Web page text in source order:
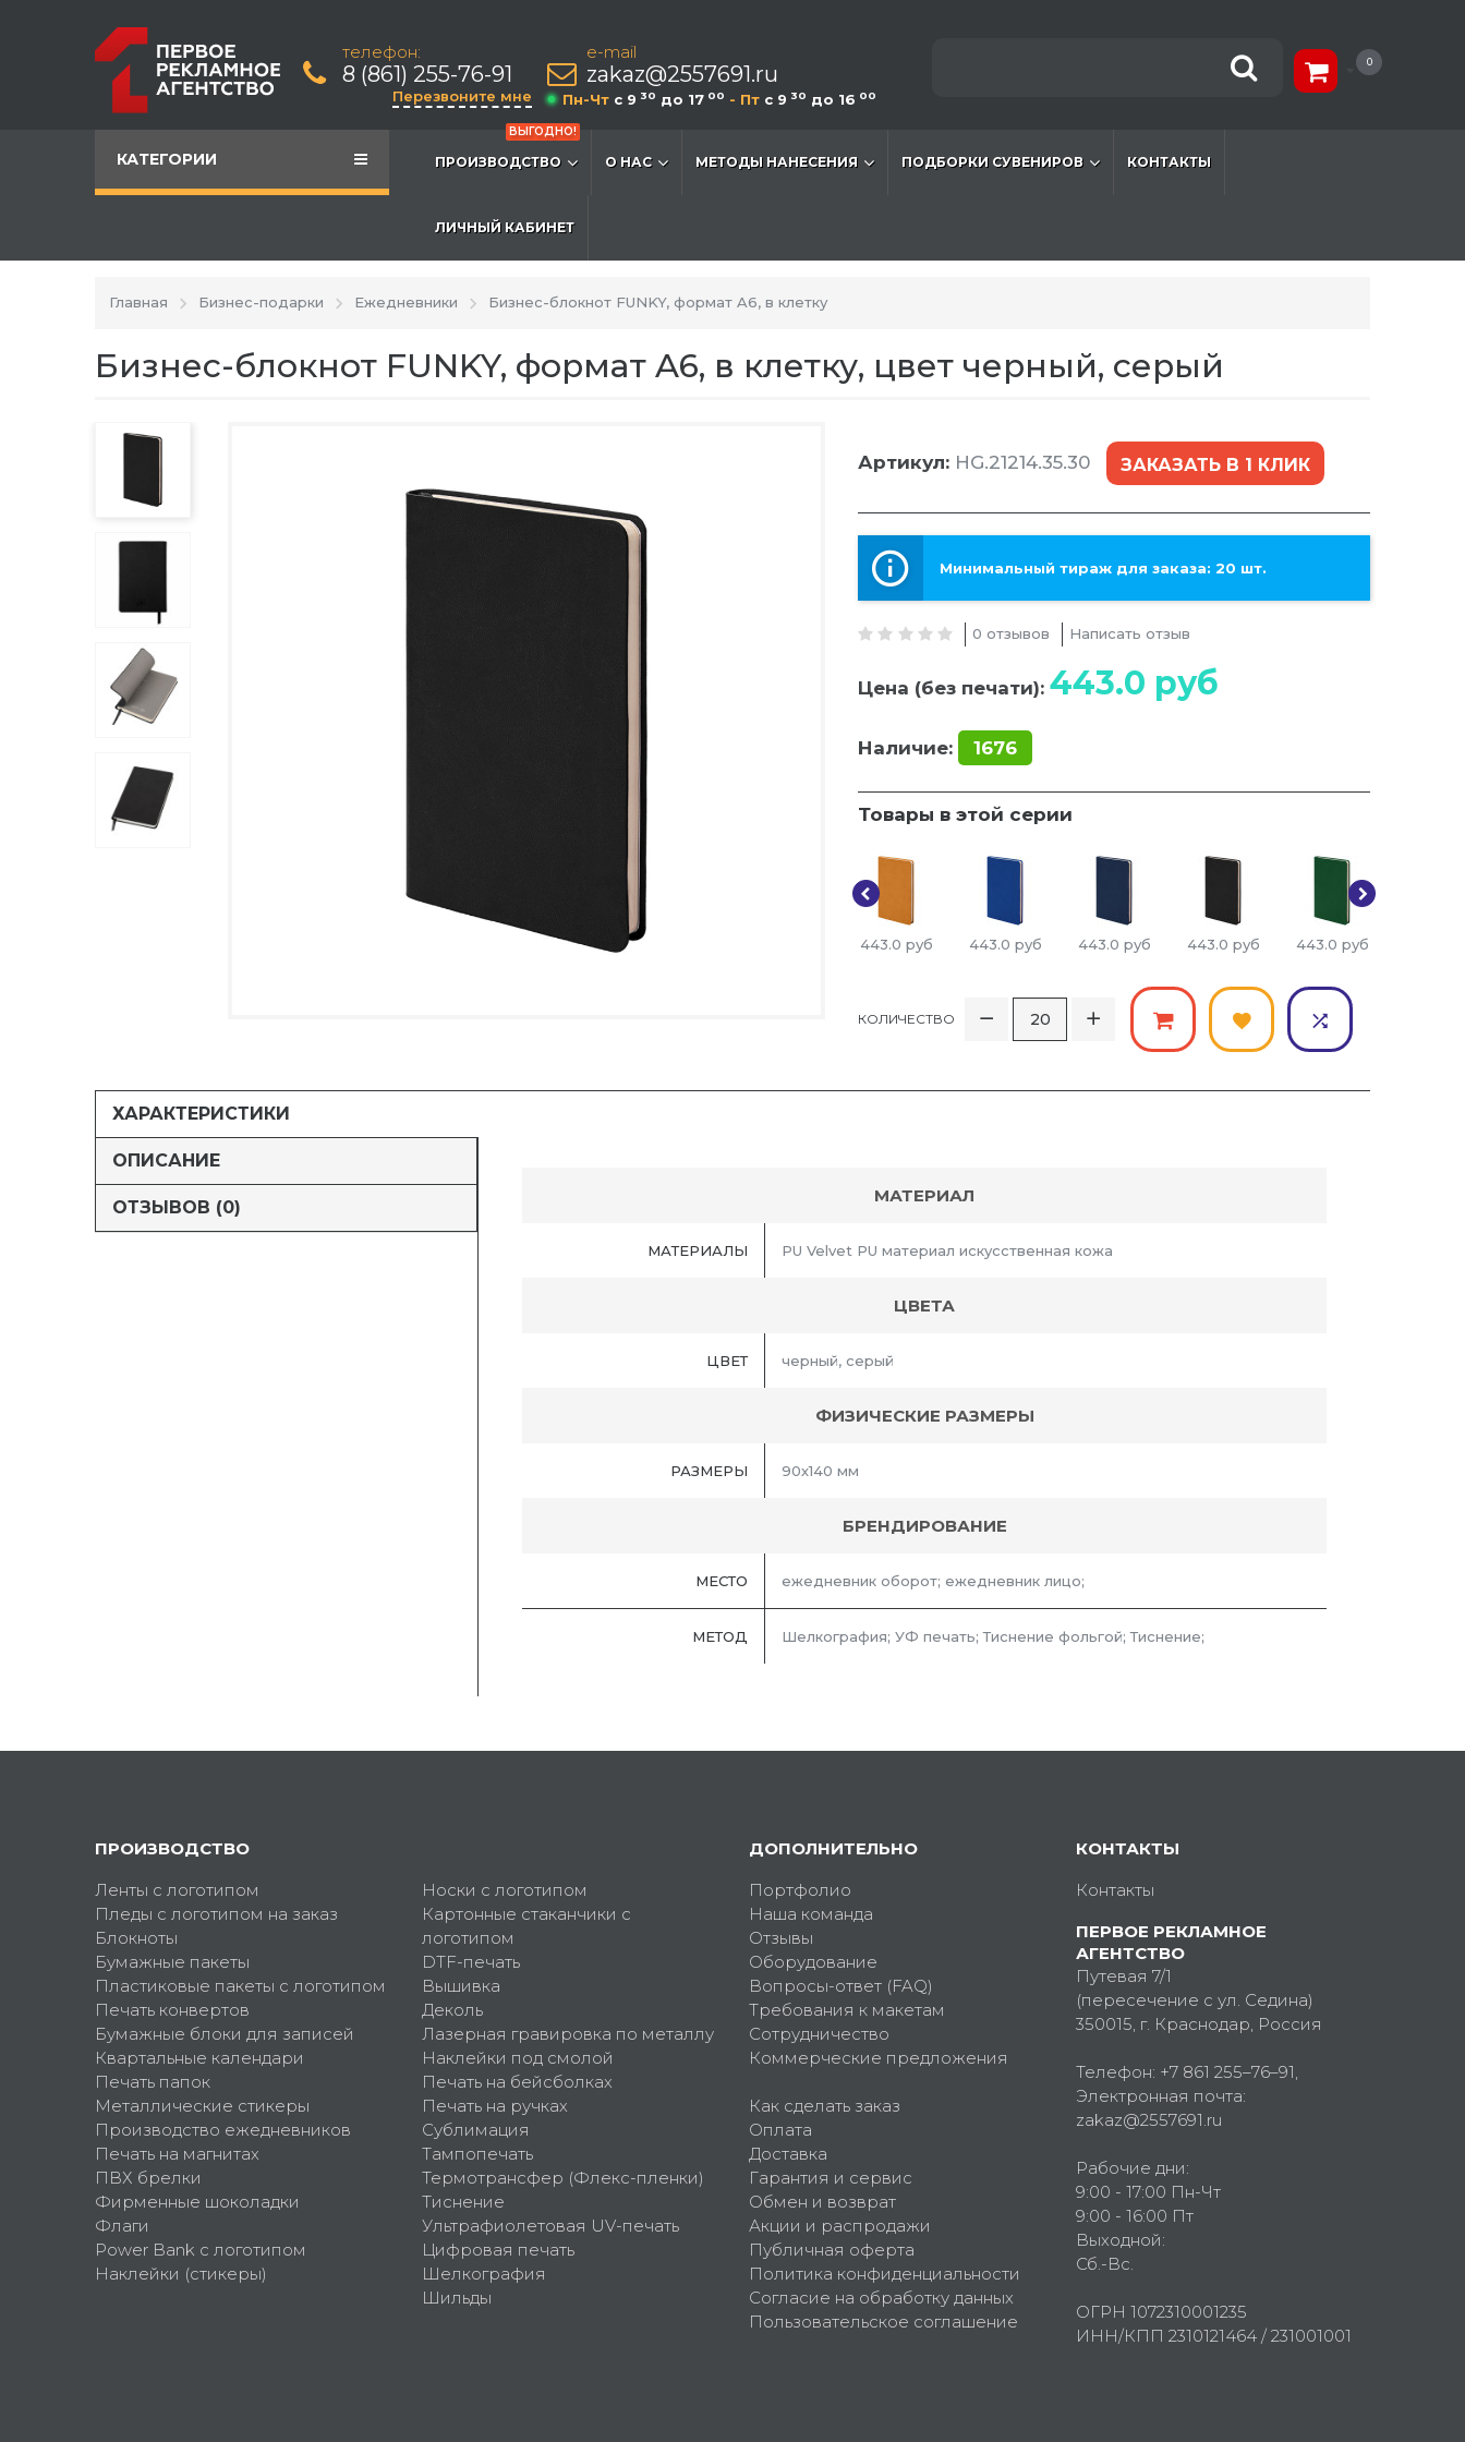
телефон:
8 (861) 255-76-91
Перезвоните мне
e-mail
zakaz@2557691.ru
Пн-Чт c 9 30 до 17 00 - Пт c 9 30 до 16 00
0
КАТЕГОРИИ
ВЫГОДНО!
ПРОИЗВОДСТВО О НАС МЕТОДЫ НАНЕСЕНИЯ ПОДБОРКИ СУВЕНИРОВ КОНТАКТЫ
ЛИЧНЫЙ КАБИНЕТ
Главная Бизнес-подарки Ежедневники Бизнес-блокнот FUNKY, формат A6, в клетку
Бизнес-блокнот FUNKY, формат A6, в клетку, цвет черный, серый
Артикул: HG.21214.35.30 ЗАКАЗАТЬ В 1 КЛИК
Минимальный тираж для заказа: 20 шт.
0 отзывов Написать отзыв
Цена (без печати): 443.0 руб
Наличие: 1676
Товары в этой серии
443.0 руб 443.0 руб 443.0 руб 443.0 руб 443.0 руб
КОЛИЧЕСТВО
ХАРАКТЕРИСТИКИ
ОПИСАНИЕ
ОТЗЫВОВ (0)
МАТЕРИАЛ
МАТЕРИАЛЫ PU Velvet PU материал искусственная кожа
ЦВЕТА
ЦВЕТ черный, серый
ФИЗИЧЕСКИЕ РАЗМЕРЫ
РАЗМЕРЫ 90х140 мм
БРЕНДИРОВАНИЕ
МЕСТО ежедневник оборот; ежедневник лицо;
МЕТОД Шелкография; УФ печать; Тиснение фольгой; Тиснение;
ПРОИЗВОДСТВО
Ленты с логотипом
Пледы с логотипом на заказ
Блокноты
Бумажные пакеты
Пластиковые пакеты с логотипом
Печать конвертов
Бумажные блоки для записей
Квартальные календари
Печать папок
Металлические стикеры
Производство ежедневников
Печать на магнитах
ПВХ брелки
Фирменные шоколадки
Флаги
Power Bank с логотипом
Наклейки (стикеры)
Носки с логотипом
Картонные стаканчики с
логотипом
DTF-печать
Вышивка
Деколь
Лазерная гравировка по металлу
Наклейки под смолой
Печать на бейсболках
Печать на ручках
Сублимация
Тампопечать
Термотрансфер (Флекс-пленки)
Тиснение
Ультрафиолетовая UV-печать
Цифровая печать
Шелкография
Шильды
ДОПОЛНИТЕЛЬНО
Портфолио
Наша команда
Отзывы
Оборудование
Вопросы-ответ (FAQ)
Требования к макетам
Сотрудничество
Коммерческие предложения
Как сделать заказ
Оплата
Доставка
Гарантия и сервис
Обмен и возврат
Акции и распродажи
Публичная оферта
Политика конфиденциальности
Согласие на обработку данных
Пользовательское соглашение
КОНТАКТЫ
Контакты
ПЕРВОЕ РЕКЛАМНОЕ
АГЕНТСТВО
Путевая 7/1
(пересечение с ул. Седина)
350015, г. Краснодар, Россия
Телефон: +7 861 255–76–91,
Электронная почта:
zakaz@2557691.ru
Рабочие дни:
9:00 - 17:00 Пн-Чт
9:00 - 16:00 Пт
Выходной:
Сб.-Вс.
ОГРН 1072310001235
ИНН/КПП 2310121464 / 231001001